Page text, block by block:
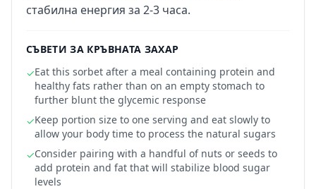
стабилна енергия за 2-3 часа.
СЪВЕТИ ЗА КРЪВНАТА ЗАХАР
✓Eat this sorbet after a meal containing protein and
healthy fats rather than on an empty stomach to
further blunt the glycemic response
✓Keep portion size to one serving and eat slowly to
allow your body time to process the natural sugars
✓Consider pairing with a handful of nuts or seeds to
add protein and fat that will stabilize blood sugar
levels